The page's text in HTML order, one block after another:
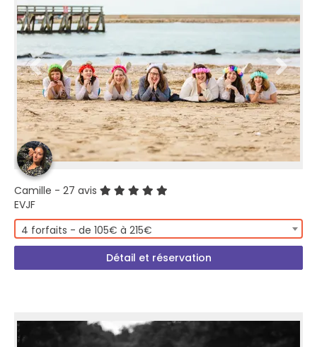
Camille - 27 avis
EVJF
4 forfaits - de 105€ à 215€
Détail et réservation